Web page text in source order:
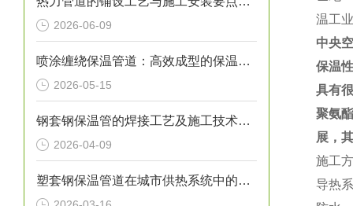
2026-06-09
喷涂缠绕保温管道：高效成型的保温输送核心装备
2026-05-15
钢套钢保温管的焊接工艺及施工技术研究
2026-04-09
塑套钢保温管道在城市供热系统中的应用
温工
中央
保温
具有
聚氨
展，
施工
导热